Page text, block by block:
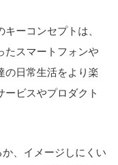
ーコンセプトは、
たスマートフォンや
の日常生活をより楽
ービスやプロダクト
、イメージしにくい